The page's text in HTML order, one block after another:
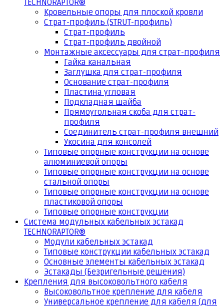
TECHNORAPTOR®
Кровельные опоры для плоской кровли
Страт-профиль (STRUT-профиль)
Страт-профиль
Страт-профиль двойной
Монтажные аксессуары для страт-профиля
Гайка канальная
Заглушка для страт-профиля
Основание страт-профиля
Пластина угловая
Подкладная шайба
Прямоугольная скоба для страт-
профиля
Соединитель страт-профиля внешний
Укосина для консолей
Типовые опорные конструкции на основе
алюминиевой опоры
Типовые опорные конструкции на основе
стальной опоры
Типовые опорные конструкции на основе
пластиковой опоры
Типовые опорные конструкции
Система модульных кабельных эстакад
TECHNORAPTOR®
Модули кабельных эстакад
Типовые конструкции кабельных эстакад
Основные элементы кабельных эстакад
Эстакады (Безригельные решения)
Крепления для высоковольтного кабеля
Высоковольтное крепление для кабеля
Универсальное крепление для кабеля (для